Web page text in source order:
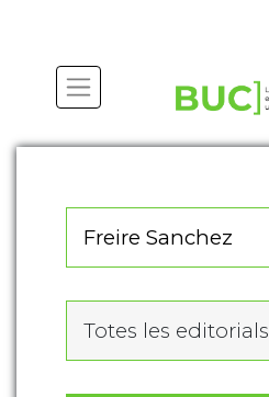
Totes les editorials